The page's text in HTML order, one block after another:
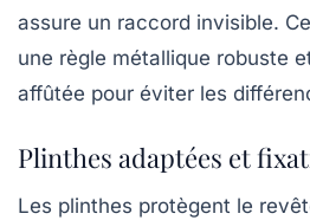
assure un raccord invisible.
une règle métallique robuste
affûtée pour éviter les
Plinthes adaptées et
Les plinthes protègent le